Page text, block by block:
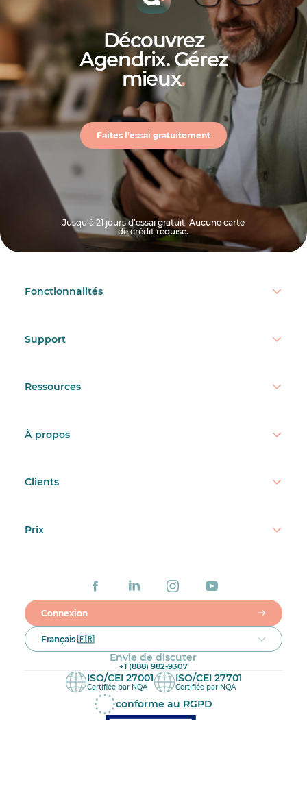
Découvrez
Agendrix. Gérez
mieux.
Faites l'essai gratuitement
Jusqu'à 21 jours d’essai gratuit. Aucune carte
de crédit requise.
Fonctionnalités
Support
Ressources
À propos
Clients
Prix
Connexion
Français 🇫🇷
Envie de discuter
+1 (888) 982-9307
ISO/CEI 27001
Certifiée par NQA
ISO/CEI 27701
Certifiée par NQA
conforme au RGPD